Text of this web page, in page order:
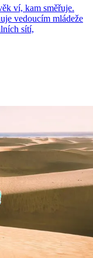
ví, kam směřuje.
vedoucím mládeže
sítí,